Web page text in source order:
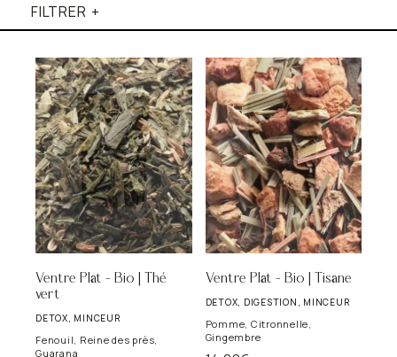
FILTRER
Ventre Plat – Bio | Thé
vert
DETOX, MINCEUR
Fenouil, Reine des près,
Guarana
Ventre Plat – Bio | Tisane
DETOX, DIGESTION, MINCEUR
Pomme, Citronnelle,
Gingembre